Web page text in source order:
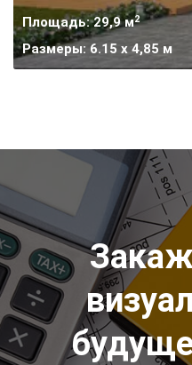
Площадь: 29,9 м2
Размеры: 6.15 х 4,85 м